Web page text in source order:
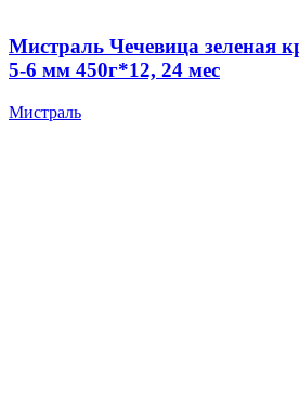
Мистраль Чечевица зеленая
5-6 мм 450г*12, 24 мес
Мистраль